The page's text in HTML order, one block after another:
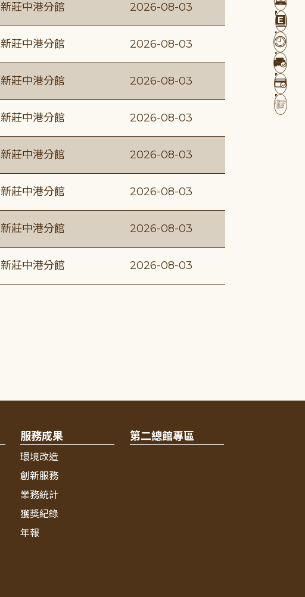
新莊中港分館 2026-08-03
新莊中港分館 2026-08-03
新莊中港分館 2026-08-03
新莊中港分館 2026-08-03
新莊中港分館 2026-08-03
新莊中港分館 2026-08-03
新莊中港分館 2026-08-03
新莊中港分館 2026-08-03
服務成果
環境改造
創新服務
業務統計
獲獎紀錄
年報
第二總館專區